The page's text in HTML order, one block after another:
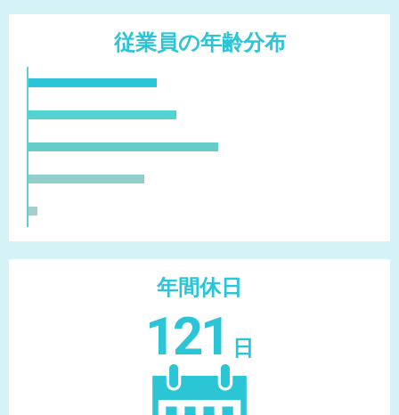
従業員の年齢分布
年間休日
121 日